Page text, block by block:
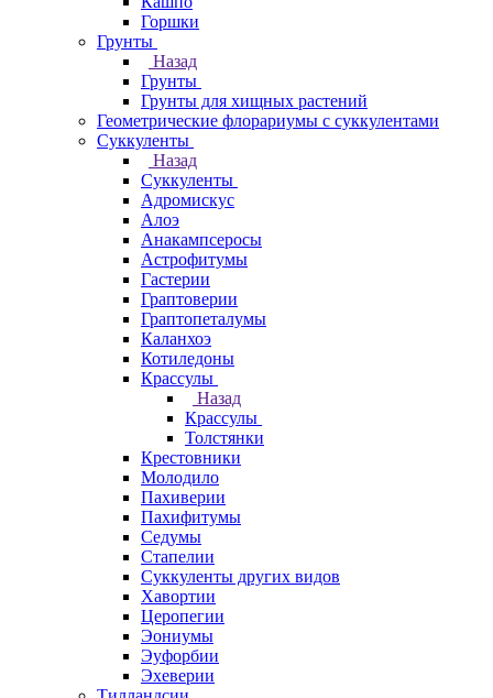
Горшки
Грунты
Назад
Грунты
Грунты для хищных растений
Геометрические флорариумы с суккулентами
Суккуленты
Назад
Суккуленты
Адромискус
Алоэ
Анакампсеросы
Астрофитумы
Гастерии
Граптоверии
Граптопеталумы
Каланхоэ
Котиледоны
Крассулы
Назад
Крассулы
Толстянки
Крестовники
Молодило
Пахиверии
Пахифитумы
Седумы
Стапелии
Суккуленты других видов
Хавортии
Церопегии
Эониумы
Эуфорбии
Эхеверии